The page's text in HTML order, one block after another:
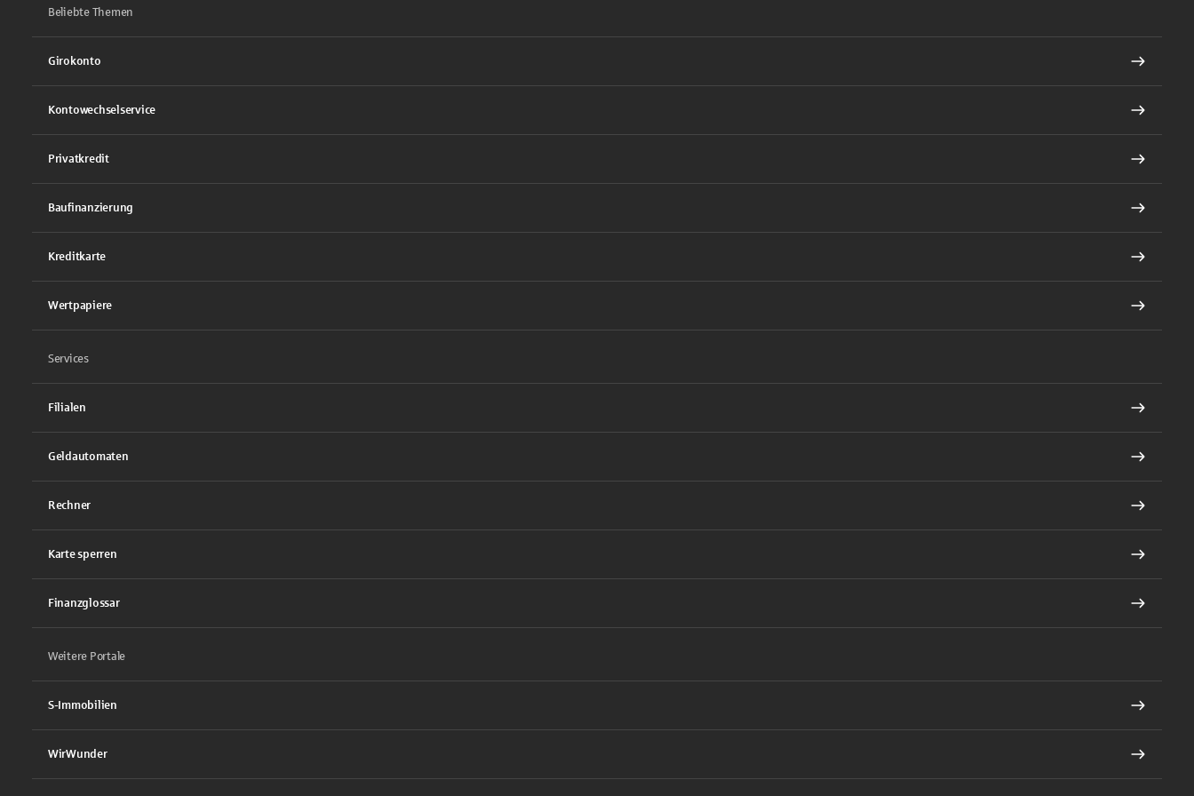
Beliebte Themen
Girokonto
Kontowechselservice
Privatkredit
Baufinanzierung
Kreditkarte
Wertpapiere
Services
Filialen
Geldautomaten
Rechner
Karte sperren
Finanzglossar
Weitere Portale
S-Immobilien
WirWunder